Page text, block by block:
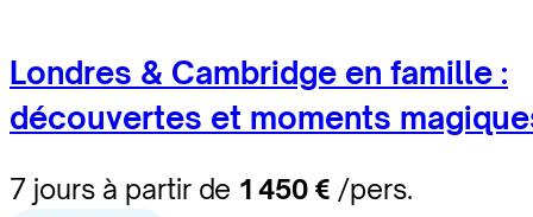
Londres & Cambridge en famille :
découvertes et moments
7 jours à partir de 1 450 € /pers.